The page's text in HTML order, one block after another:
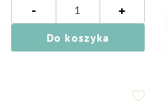
- +
Do koszyka